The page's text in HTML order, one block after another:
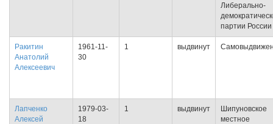
Либерально-
партии России
Ракитин
Анатолий
Алексеевич
1961-11-
30
1 выдвинут
Лапченко
Алексей
1979-03-
18
1 выдвинут
Шипуновское
местное